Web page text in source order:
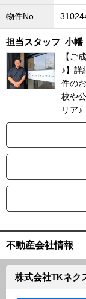
物件No.
担当スタッフ 小
【ご
♪】詳
件の
校や
リア♪
不動産会社情報
株式会社TKネク